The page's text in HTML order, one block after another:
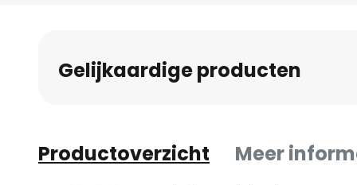
vanGelijkaardige producten
Productoverzicht Meer